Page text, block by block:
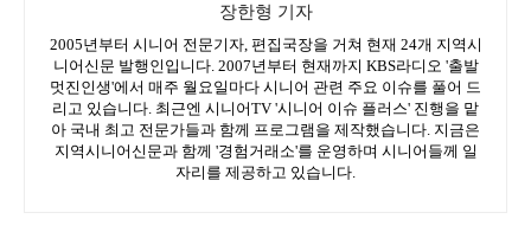
장한형 기자
2005년부터 시니어 전문기자, 편집국장을 거쳐 현재 24개 지역시
니어신문 발행인입니다. 2007년부터 현재까지 KBS라디오 '출발
멋진인생'에서 매주 월요일마다 시니어 관련 주요 이슈를 풀어 드
리고 있습니다. 최근엔 시니어TV '시니어 이슈 플러스' 진행을 맡
아 국내 최고 전문가들과 함께 프로그램을 제작했습니다. 지금은
지역시니어신문과 함께 '경험거래소'를 운영하며 시니어들께 일
자리를 제공하고 있습니다.